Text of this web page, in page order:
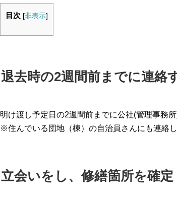
目次 [非表示]
退去時の2週間前までに連絡
明け渡し予定日の2週間前までに公社(管理事務
※住んでいる団地（棟）の自治員さんにも連絡し
立会いをし、修繕箇所を確定